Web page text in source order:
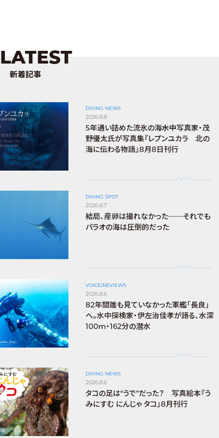
LATEST
新着記事
DIVING NEWS
2026.8.8
5年通い詰めた流氷の海――水中写真家・茂
野優太氏が写真集『レプンユカラ 北の
海に伝わる物語』8月8日刊行
DIVING SPOT
2026.8.7
結局、産卵は撮れなかった──それでも
パラオの海は圧倒的だった
VOICE/REVIEWS
2026.8.6
82年間誰も見ていなかった軍艦「長良」
へ。水中探検家・伊左治佳孝が語る、水深
100m・162分の潜水
DIVING NEWS
2026.8.6
タコの足は“うで”だった？ 写真絵本『う
みにすむ にんじゃ タコ』8月刊行